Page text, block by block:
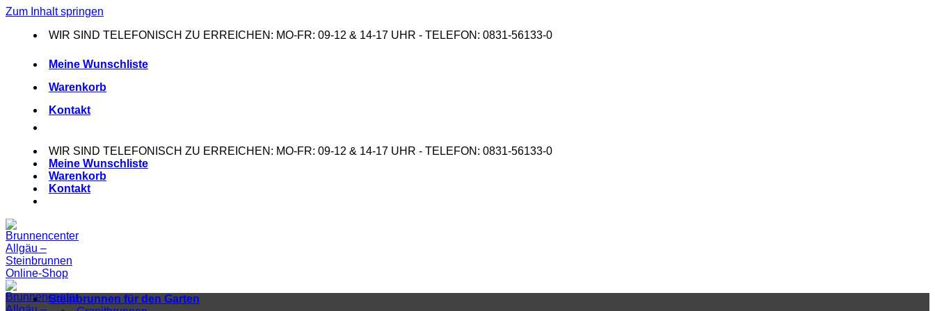
Zum Inhalt springen
WIR SIND TELEFONISCH ZU ERREICHEN: MO-FR: 09-12 & 14-17 UHR - TELEFON: 0831-56133-0
Meine Wunschliste
Warenkorb
Kontakt
WIR SIND TELEFONISCH ZU ERREICHEN: MO-FR: 09-12 & 14-17 UHR - TELEFON: 0831-56133-0
Meine Wunschliste
Warenkorb
Kontakt
Steinbrunnen für den Garten